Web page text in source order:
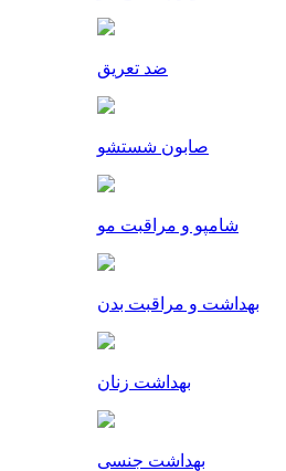
ضد تعریق
صابون شستشو
شامپو و مراقبت مو
بهداشت و مراقبت بدن
بهداشت زنان
بهداشت جنسی